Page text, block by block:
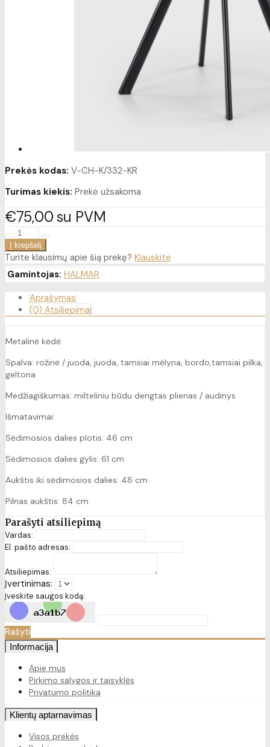
Prekės kodas: V-CH-K/332-KR
Turimas kiekis: Prekė užsakoma
€7500su PVM
Turite klausimų apie šią prekę? Klauskite
Gamintojas: HALMAR
Aprašymas
(0) Atsiliepimai
Metalinė kėdė:
Spalva: rožinė / juoda, juoda, tamsiai mėlyna, bordo,tamsiai pilka,
geltona
Medžiagiškumas: milteliniu būdu dengtas plienas / audinys
Išmatavimai:
Sėdimosios dalies plotis: 46 cm
Sėdimosios dalies gylis: 61 cm
Aukštis iki sėdimosios dalies: 48 cm
Pilnas aukštis: 84 cm
Parašyti atsiliepimą
Vardas:
El. pašto adresas:
Atsiliepimas:
Įvertinimas:
Įveskite saugos kodą:
Rašyti
Informacija
Apie mus
Pirkimo sąlygos ir taisyklės
Privatumo politika
Klientų aptarnavimas
Visos prekės